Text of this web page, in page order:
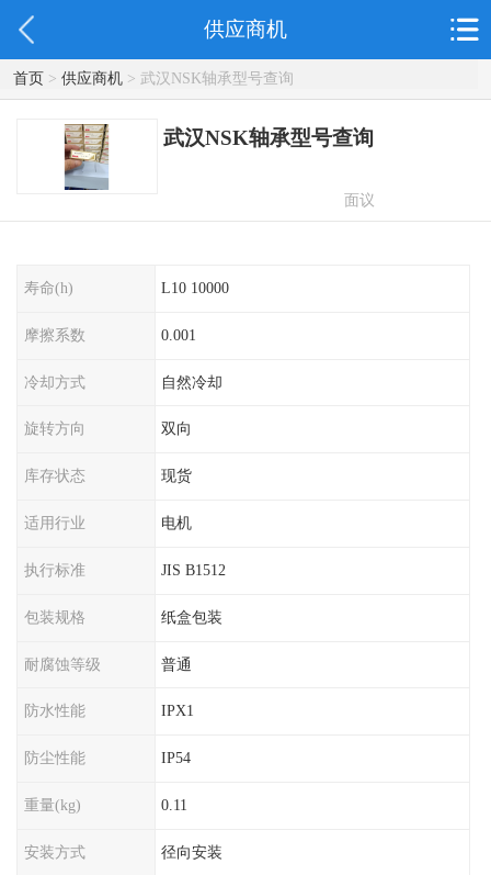
供应商机
首页> 供应商机> 武汉NSK轴承型号查询
武汉NSK轴承型号查询
面议
寿命(h) L10 10000
摩擦系数 0.001
冷却方式 自然冷却
旋转方向 双向
库存状态 现货
适用行业 电机
执行标准 JIS B1512
包装规格 纸盒包装
耐腐蚀等级 普通
防水性能 IPX1
防尘性能 IP54
重量(kg) 0.11
安装方式 径向安装